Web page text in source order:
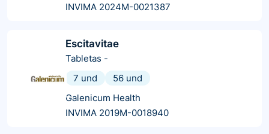
INVIMA 2024M-0021387
Escitavitae
Tabletas -
7 und
56 und
Galenicum Health
INVIMA 2019M-0018940